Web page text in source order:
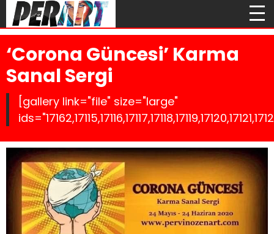
‘Corona Güncesi’ Karma
Sanal Sergi
[gallery link="file" size="large"